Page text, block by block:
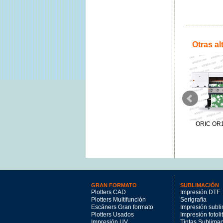
Otras
Epson Surecolor SC-F9500H
ORIC
GRAN FORMATO
Plotters CAD
Plotters Multifunción
Escáners Gran formato
Plotters Usados
SUBLIMACIÓN
Impresión DTF
Serigrafía
Impresión
Impresión